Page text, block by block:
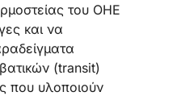
του ΟΗΕ
και να
(transit)
που υλοποιούν